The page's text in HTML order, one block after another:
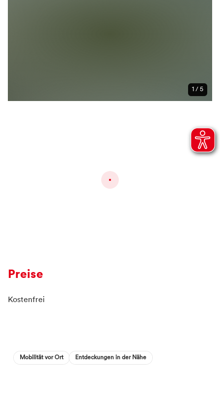
1 / 5
Preise
Kostenfrei
Mobilität vor Ort Entdeckungen in der Nähe